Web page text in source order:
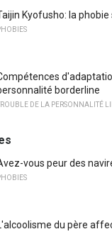
Kyofusho: la
borderline
DE LA PERSONNALITÉ
vous peur des
du père